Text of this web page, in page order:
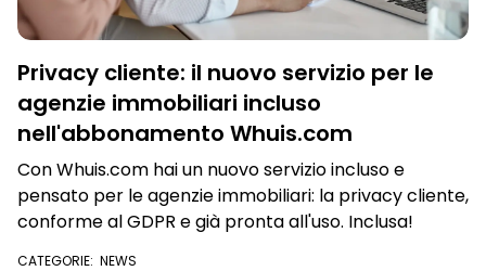
Privacy cliente: il nuovo servizio per le
agenzie immobiliari incluso
nell'abbonamento Whuis.com
Con Whuis.com hai un nuovo servizio incluso e
pensato per le agenzie immobiliari: la privacy cliente,
conforme al GDPR e già pronta all'uso. Inclusa!
CATEGORIE: NEWS